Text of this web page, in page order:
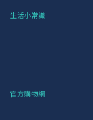
生活小常識
官方購物網